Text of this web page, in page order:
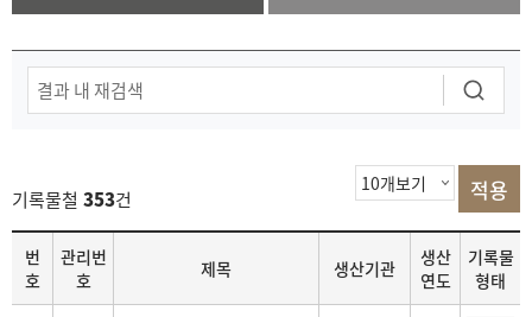
기록물철 353건
목
록
번
호
관리번
호
제목 생산기관
생산
연도
기록물
형태